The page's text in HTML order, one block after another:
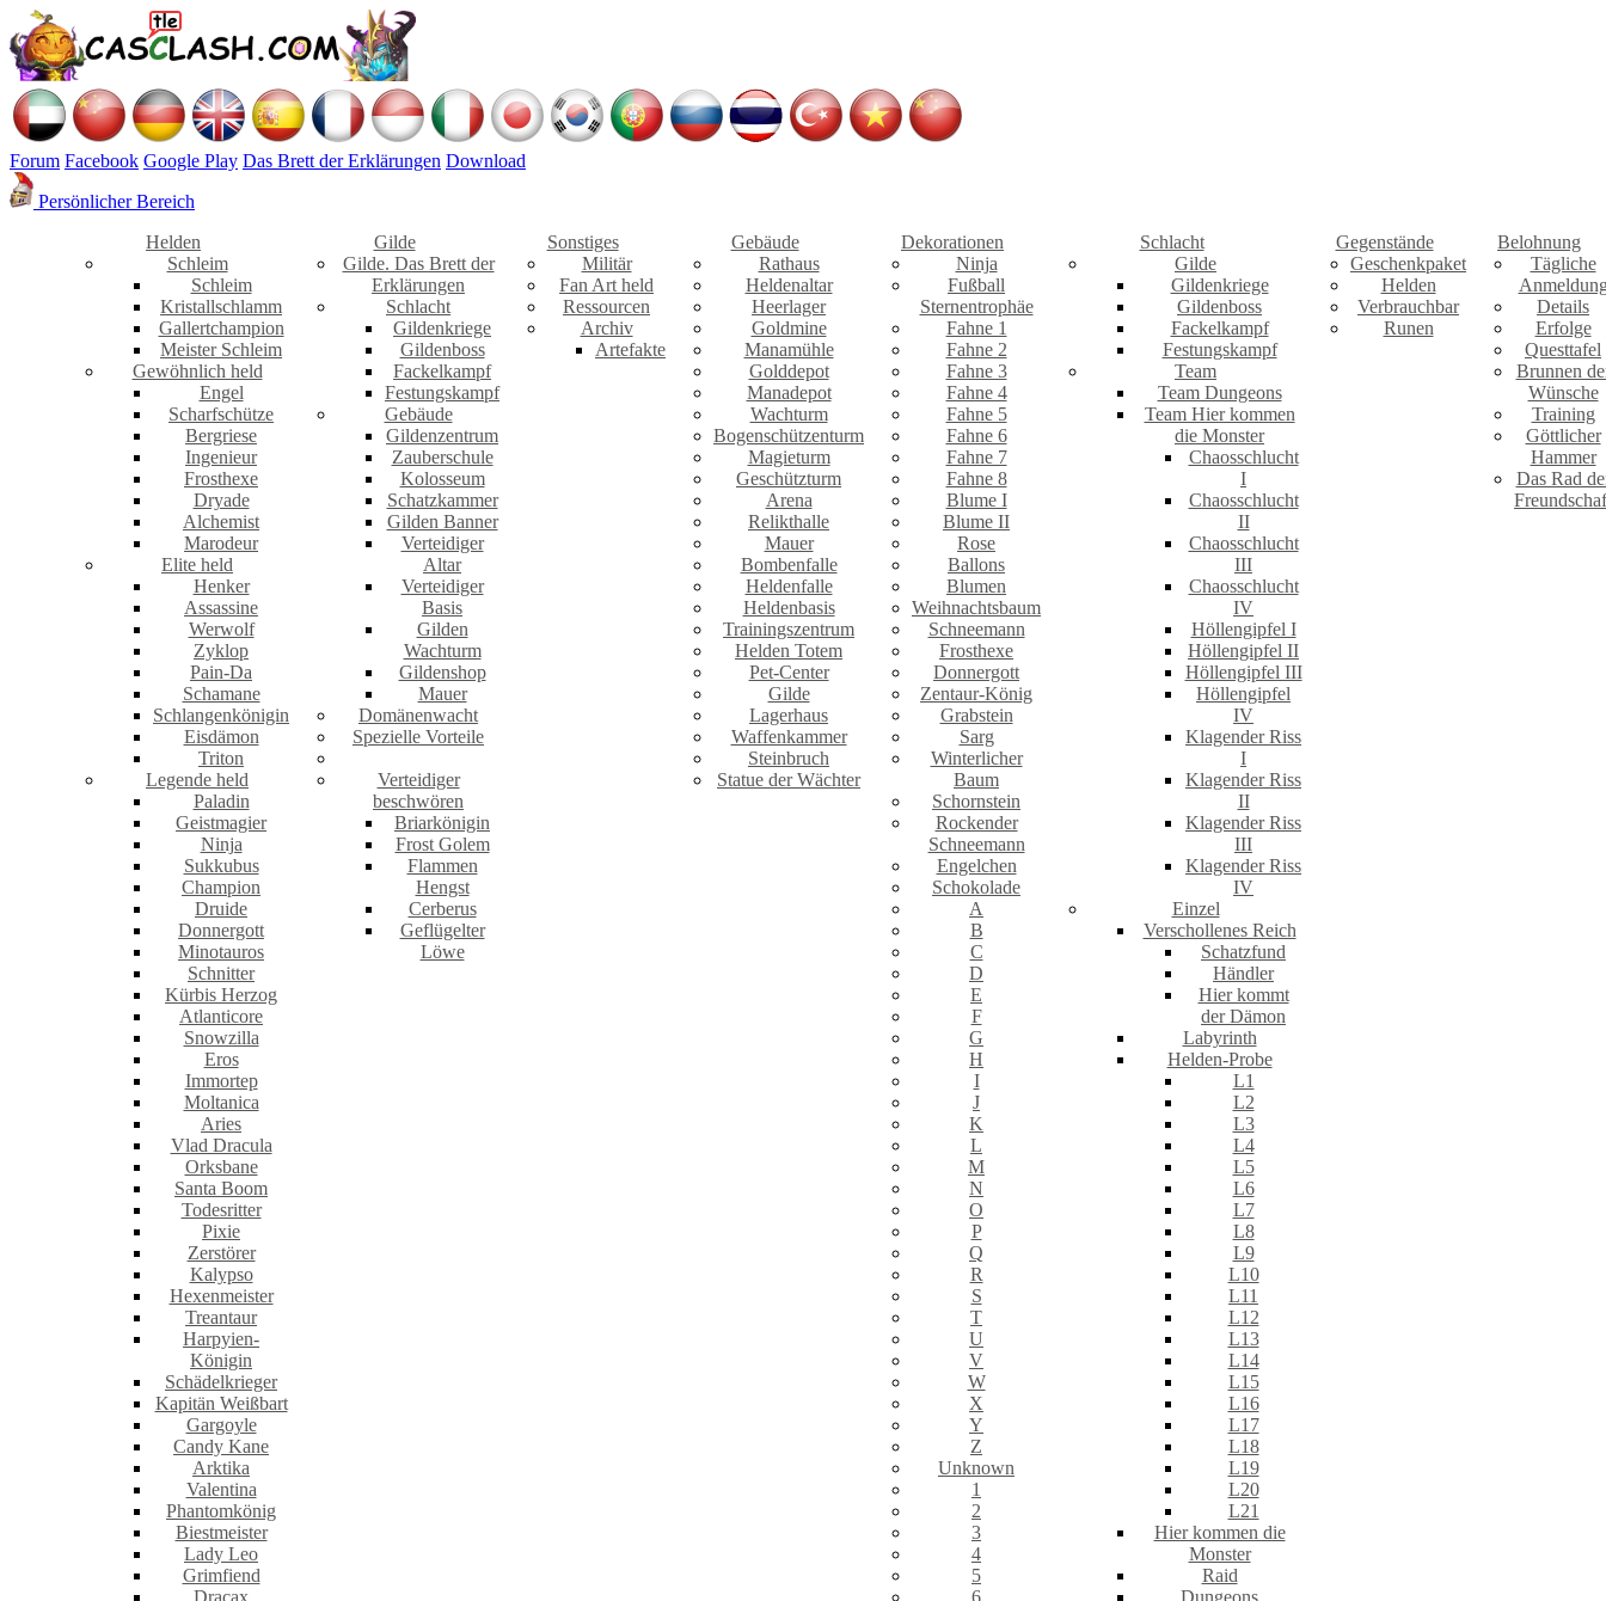
Forum Facebook Google Play Das Brett der Erklärungen Download
Persönlicher Bereich
Helden
Schleim
Schleim
Kristallschlamm
Gallertchampion
Meister Schleim
Gewöhnlich held
Engel
Scharfschütze
Bergriese
Ingenieur
Frosthexe
Dryade
Alchemist
Marodeur
Elite held
Henker
Assassine
Werwolf
Zyklop
Pain-Da
Schamane
Schlangenkönigin
Eisdämon
Triton
Legende held
Paladin
Geistmagier
Ninja
Sukkubus
Champion
Druide
Donnergott
Minotauros
Schnitter
Kürbis Herzog
Atlanticore
Snowzilla
Eros
Immortep
Moltanica
Aries
Vlad Dracula
Orksbane
Santa Boom
Todesritter
Pixie
Zerstörer
Kalypso
Hexenmeister
Treantaur
Harpyien-
Königin
Schädelkrieger
Kapitän Weißbart
Gargoyle
Candy Kane
Arktika
Valentina
Phantomkönig
Biestmeister
Lady Leo
Grimfiend
Gilde
Gilde. Das Brett der
Erklärungen
Schlacht
Gildenkriege
Gildenboss
Fackelkampf
Festungskampf
Gebäude
Gildenzentrum
Zauberschule
Kolosseum
Schatzkammer
Gilden Banner
Verteidiger
Altar
Verteidiger
Basis
Gilden
Wachturm
Gildenshop
Mauer
Domänenwacht
Spezielle Vorteile
Verteidiger
beschwören
Briarkönigin
Frost Golem
Flammen
Hengst
Cerberus
Geflügelter
Löwe
Sonstiges
Militär
Fan Art held
Ressourcen
Archiv
Artefakte
Gebäude
Rathaus
Heldenaltar
Heerlager
Goldmine
Manamühle
Golddepot
Manadepot
Wachturm
Bogenschützenturm
Magieturm
Geschützturm
Arena
Relikthalle
Mauer
Bombenfalle
Heldenfalle
Heldenbasis
Trainingszentrum
Helden Totem
Pet-Center
Gilde
Lagerhaus
Waffenkammer
Steinbruch
Statue der Wächter
Dekorationen
Ninja
Fußball
Sternentrophäe
Fahne 1
Fahne 2
Fahne 3
Fahne 4
Fahne 5
Fahne 6
Fahne 7
Fahne 8
Blume I
Blume II
Rose
Ballons
Blumen
Weihnachtsbaum
Schneemann
Frosthexe
Donnergott
Zentaur-König
Grabstein
Sarg
Winterlicher
Baum
Schornstein
Rockender
Schneemann
Engelchen
Schokolade
A
B
C
D
E
F
G
H
I
J
K
L
M
N
O
P
Q
R
S
T
U
V
W
X
Y
Z
Unknown
1
2
3
4
5
Schlacht
Gilde
Gildenkriege
Gildenboss
Fackelkampf
Festungskampf
Team
Team Dungeons
Team Hier kommen
die Monster
Chaosschlucht
I
Chaosschlucht
II
Chaosschlucht
III
Chaosschlucht
IV
Höllengipfel I
Höllengipfel II
Höllengipfel III
Höllengipfel
IV
Klagender Riss
I
Klagender Riss
II
Klagender Riss
III
Klagender Riss
IV
Einzel
Verschollenes Reich
Schatzfund
Händler
Hier kommt
der Dämon
Labyrinth
Helden-Probe
L1
L2
L3
L4
L5
L6
L7
L8
L9
L10
L11
L12
L13
L14
L15
L16
L17
L18
L19
L20
L21
Hier kommen die
Monster
Raid
Gegenstände
Geschenkpaket
Helden
Verbrauchbar
Runen
Belohnung
Tägliche
Details
Erfolge
Questtafel
Brunnen
Wünsche
Training
Göttlicher
Hammer
Das Rad